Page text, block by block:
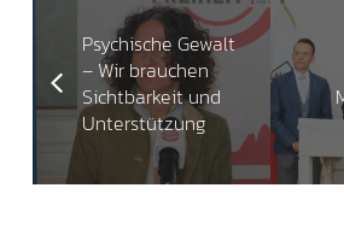
Psychische Gewalt
– Wir brauchen
Sichtbarkeit und
Unterstützung